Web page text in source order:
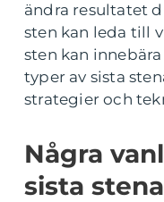
ändra resultatet
sten kan leda till
sten kan
typer av sista
strategier och
Några
sista